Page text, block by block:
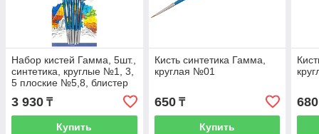
Набор кистей Гамма, 5шт.,
синтетика, круглые №1, 3,
5 плоские №5,8, блистер
3 930 ₸
Купить
Кисть синтетика Гамма,
круглая №01
650₸
Купить
680